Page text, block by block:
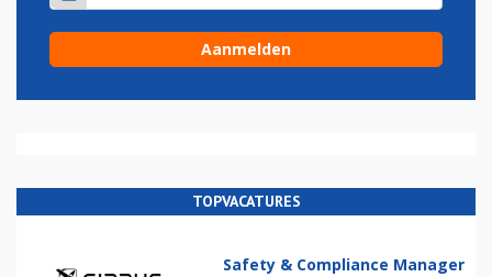
TOPVACATURES
Safety & Compliance Manager